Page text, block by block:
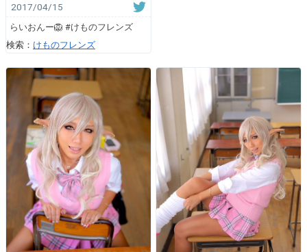
2017/04/15
らいおんー🦁 #けものフレンズ
検索： けものフレンズ